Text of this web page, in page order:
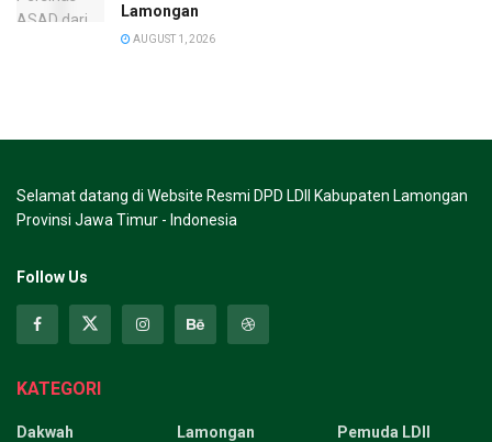
Lamongan
AUGUST 1, 2026
Selamat datang di Website Resmi DPD LDII Kabupaten Lamongan
Provinsi Jawa Timur - Indonesia
Follow Us
KATEGORI
Dakwah
Lamongan
Pemuda LDII